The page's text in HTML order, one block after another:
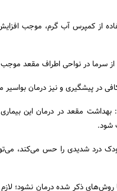
از کمپرس آب گرم، موجب
سرما در نواحی اطراف مقعد
در پیشگیری و نیز درمان بواسیر
مقعد در درمان این
شود.
درد شدیدی را حس می‌کند،
ذکر شده درمان نشود؛